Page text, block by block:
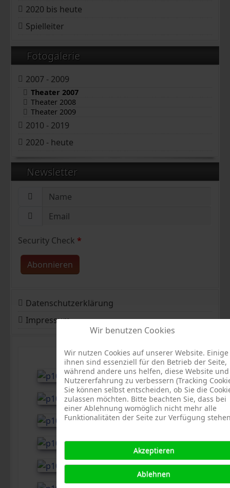
2020 bis heute
Spielleiter
Fotogalerie
2007 - 2009
Theater 2007
Theater 2008
Theater 2009
2010 - 2019
2020 - heute
Newsletter
Security Check *
Abonnieren
Datenschutzerklärung
Impressum
Wir benutzen Cookies
Wir nutzen Cookies auf unserer Website. Einige
ihnen sind essenziell für den Betrieb der Seite,
während andere uns helfen, diese Website
Nutzererfahrung zu verbessern (Tracking
Sie können selbst entscheiden, ob Sie die
zulassen möchten. Bitte beachten Sie, dass bei
einer Ablehnung womöglich nicht mehr alle
Funktionalitäten der Seite zur Verfügung
Akzeptieren
Ablehnen